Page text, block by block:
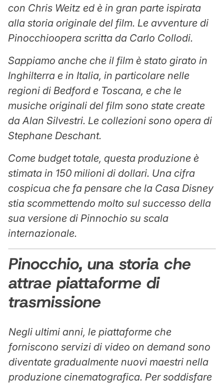
con Chris Weitz ed è in gran parte ispirata
alla storia originale del film. Le avventure di
Pinocchioopera scritta da Carlo Collodi.
Sappiamo anche che il film è stato girato in
Inghilterra e in Italia, in particolare nelle
regioni di Bedford e Toscana, e che le
musiche originali del film sono state create
da Alan Silvestri. Le collezioni sono opera di
Stephane Deschant.
Come budget totale, questa produzione è
stimata in 150 milioni di dollari. Una cifra
cospicua che fa pensare che la Casa Disney
stia scommettendo molto sul successo della
sua versione di Pinnochio su scala
internazionale.
Pinocchio, una storia che
attrae piattaforme di
trasmissione
Negli ultimi anni, le piattaforme che
forniscono servizi di video on demand sono
diventate gradualmente nuovi maestri nella
produzione cinematografica. Per soddisfare